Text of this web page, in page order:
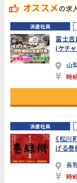
オススメの求
派遣社員
富士
(ケチ
山
時
派遣社員
《松川
げる巻
長
時